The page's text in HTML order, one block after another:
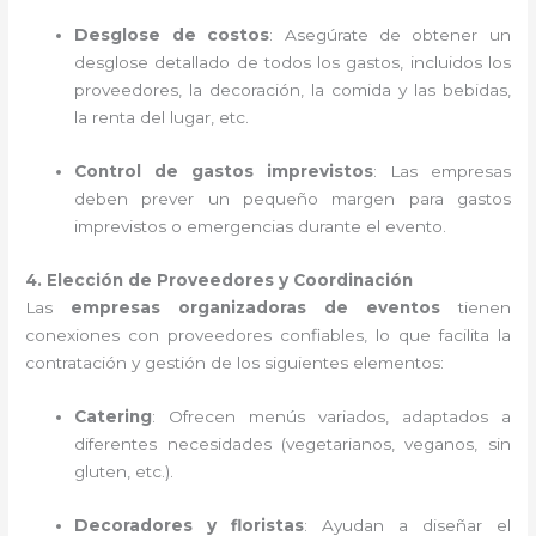
Desglose de costos: Asegúrate de obtener un
desglose detallado de todos los gastos, incluidos los
proveedores, la decoración, la comida y las bebidas,
la renta del lugar, etc.
Control de gastos imprevistos: Las empresas
deben prever un pequeño margen para gastos
imprevistos o emergencias durante el evento.
4. Elección de Proveedores y Coordinación
Las empresas organizadoras de eventostienen
conexiones con proveedores confiables, lo que facilita la
contratación y gestión de los siguientes elementos:
Catering: Ofrecen menús variados, adaptados a
diferentes necesidades (vegetarianos, veganos, sin
gluten, etc.).
Decoradores y floristas: Ayudan a diseñar el